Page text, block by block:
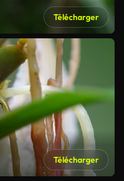
Télécharger
Télécharger